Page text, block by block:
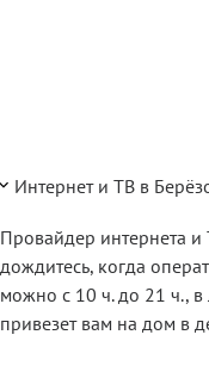
Интернет и ТВ в
Провайдер интернета
дождитесь, когда
можно с 10 ч. до 21 ч.,
привезет вам на дом в